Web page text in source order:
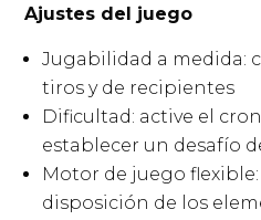
Ajustes del juego
Jugabilidad a medida:
tiros y de recipientes
Dificultad: active el
establecer un desafío
Motor de juego
disposición de los